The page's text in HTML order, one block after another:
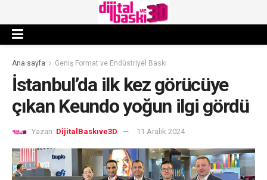
Ana sayfa Geniş Format ve Endüstriyel Baskı
İstanbul’da ilk kez görücüye
çıkan Keundo yoğun ilgi gördü
Yazan: DijitalBaskıve3D 11 Aralık 2024